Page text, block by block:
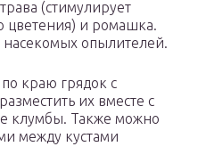
(стимулирует
цветения) и ромашка.
насекомых опылителей.
краю грядок с
их вместе с
клумбы. Также можно
между кустами